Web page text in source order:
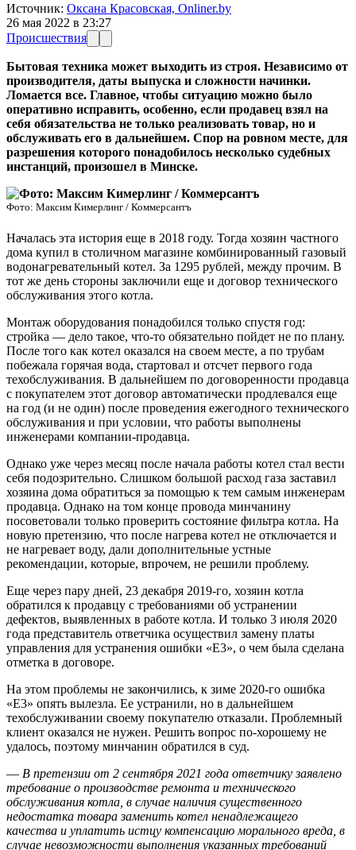
Источник: Оксана Красовская, Onliner.by
26 мая 2022 в 23:27
Происшествия
Бытовая техника может выходить из строя. Независимо от
производителя, даты выпуска и сложности начинки.
Ломается все. Главное, чтобы ситуацию можно было
оперативно исправить, особенно, если продавец взял на
себя обязательства не только реализовать товар, но и
обслуживать его в дальнейшем. Спор на ровном месте, для
разрешения которого понадобилось несколько судебных
инстанций, произошел в Минске.
Фото: Максим Кимерлинг / Коммерсантъ
Началась эта история еще в 2018 году. Тогда хозяин частного
дома купил в столичном магазине комбинированный газовый
водонагревательный котел. За 1295 рублей, между прочим. В
тот же день стороны заключили еще и договор технического
обслуживания этого котла.
Монтаж оборудования понадобился только спустя год:
стройка — дело такое, что-то обязательно пойдет не по плану.
После того как котел оказался на своем месте, а по трубам
побежала горячая вода, стартовал и отсчет первого года
техобслуживания. В дальнейшем по договоренности продавца
с покупателем этот договор автоматически продлевался еще
на год (и не один) после проведения ежегодного технического
обслуживания и при условии, что работы выполнены
инженерами компании-продавца.
Однако уже через месяц после начала работы котел стал вести
себя подозрительно. Слишком большой расход газа заставил
хозяина дома обратиться за помощью к тем самым инженерам
продавца. Однако на том конце провода минчанину
посоветовали только проверить состояние фильтра котла. На
новую претензию, что после нагрева котел не отключается и
не нагревает воду, дали дополнительные устные
рекомендации, которые, впрочем, не решили проблему.
Еще через пару дней, 23 декабря 2019-го, хозяин котла
обратился к продавцу с требованиями об устранении
дефектов, выявленных в работе котла. И только 3 июля 2020
года представитель ответчика осуществил замену платы
управления для устранения ошибки «Е3», о чем была сделана
отметка в договоре.
На этом проблемы не закончились, к зиме 2020-го ошибка
«Е3» опять вылезла. Ее устранили, но в дальнейшем
техобслуживании своему покупателю отказали. Проблемный
клиент оказался не нужен. Решить вопрос по-хорошему не
удалось, поэтому минчанин обратился в суд.
— В претензии от 2 сентября 2021 года ответчику заявлено
требование о производстве ремонта и технического
обслуживания котла, в случае наличия существенного
недостатка товара заменить котел ненадлежащего
качества и уплатить истцу компенсацию морального вреда, в
случае невозможности выполнения указанных требований